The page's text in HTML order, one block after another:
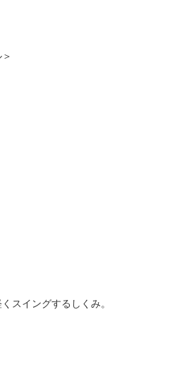
スイングするしくみ。